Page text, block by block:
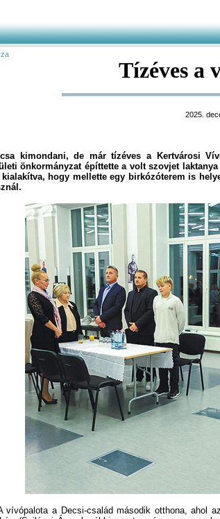
Tízéves a
2025.
kimondani, de már tízéves a Kertvárosi
önkormányzat építtette a volt szovjet
kialakítva, hogy mellette egy birkózóterem is
a Decsi-család második otthona, ahol
(Szilágyi Áron korábbi mestere és a magyar
bronzérmes, világ- és Európa-bajnok